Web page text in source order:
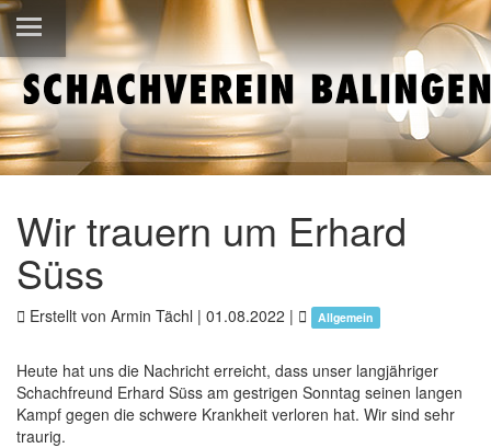
Wir trauern um Erhard
Süss
Erstellt von Armin Tächl | 01.08.2022 | Allgemein
Heute hat uns die Nachricht erreicht, dass unser langjähriger
Schachfreund Erhard Süss am gestrigen Sonntag seinen langen
Kampf gegen die schwere Krankheit verloren hat. Wir sind sehr
traurig.